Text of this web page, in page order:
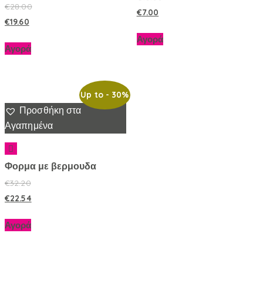
€28.00
€19.60
Αγορά
€7.00
Αγορά
Up to- 30%
Προσθήκη στα
Αγαπημένα
Φορμα με βερμουδα
€32.20
€22.54
Αγορά